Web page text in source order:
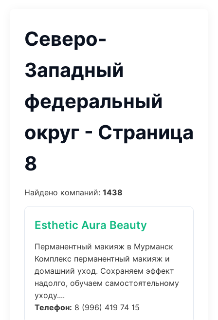
Северо-
Западный
федеральный
округ - Страница
8
Найдено компаний: 1438
Esthetic Aura Beauty
Перманентный макияж в Мурманск
Комплекс перманентный макияж и
домашний уход. Сохраняем эффект
надолго, обучаем самостоятельному
уходу....
Телефон: 8 (996) 419 74 15